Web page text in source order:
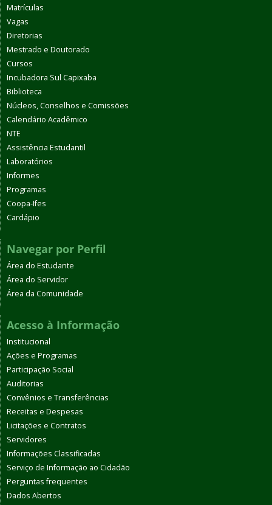
Matrículas
Vagas
Diretorias
Mestrado e Doutorado
Cursos
Incubadora Sul Capixaba
Biblioteca
Núcleos, Conselhos e Comissões
Calendário Acadêmico
NTE
Assistência Estudantil
Laboratórios
Informes
Programas
Coopa-Ifes
Cardápio
Navegar por Perfil
Área do Estudante
Área do Servidor
Área da Comunidade
Acesso à Informação
Institucional
Ações e Programas
Participação Social
Auditorias
Convênios e Transferências
Receitas e Despesas
Licitações e Contratos
Servidores
Informações Classificadas
Serviço de Informação ao Cidadão
Perguntas frequentes
Dados Abertos